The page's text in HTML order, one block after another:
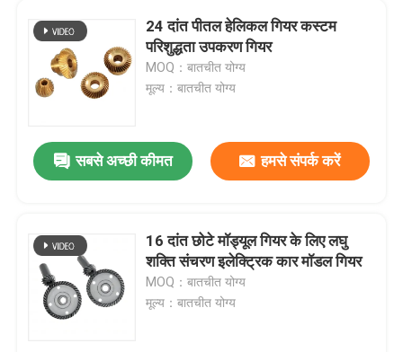
सिलाई मशीन गियर
पावर टूल गियर
ग्रेट वॉल मोटर गियर
24 दांत पीतल हेलिकल गियर कस्टम
परिशुद्धता उपकरण गियर
MOQ：बातचीत योग्य
मूल्य：बातचीत योग्य
सबसे अच्छी कीमत हमसे संपर्क करें
16 दांत छोटे मॉड्यूल गियर के लिए लघु
शक्ति संचरण इलेक्ट्रिक कार मॉडल गियर
MOQ：बातचीत योग्य
मूल्य：बातचीत योग्य